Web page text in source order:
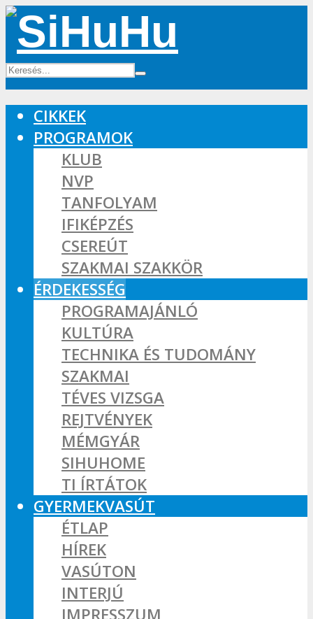
CIKKEK
PROGRAMOK
KLUB
NVP
TANFOLYAM
IFIKÉPZÉS
CSEREÚT
SZAKMAI SZAKKÖR
ÉRDEKESSÉG
PROGRAMAJÁNLÓ
KULTÚRA
TECHNIKA ÉS TUDOMÁNY
SZAKMAI
TÉVES VIZSGA
REJTVÉNYEK
MÉMGYÁR
SIHUHOME
TI ÍRTÁTOK
GYERMEKVASÚT
ÉTLAP
HÍREK
VASÚTON
INTERJÚ